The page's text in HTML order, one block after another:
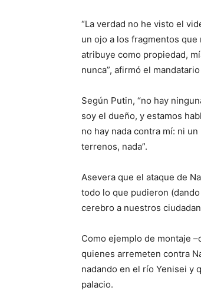
“La verdad no he visto el
un ojo a los fragmentos
atribuye como propiedad,
nunca”, afirmó el
Según Putin, “no hay
soy el dueño, y estamos
no hay nada contra mí: ni
terrenos, nada”.
Asevera que el ataque de
todo lo que pudieron
cerebro a nuestros
Como ejemplo de montaje
quienes arremeten contra
nadando en el río Yenisei y
palacio.